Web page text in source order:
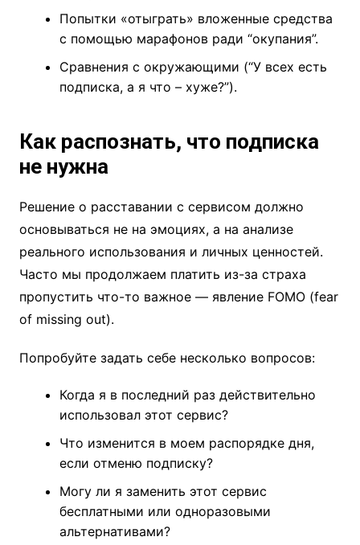
Попытки «отыграть» вложенные средства
с помощью марафонов ради “окупания”.
Сравнения с окружающими (“У всех есть
подписка, а я что – хуже?”).
Как распознать, что подписка
не нужна
Решение о расставании с сервисом должно
основываться не на эмоциях, а на анализе
реального использования и личных ценностей.
Часто мы продолжаем платить из-за страха
пропустить что-то важное — явление FOMO (fear
of missing out).
Попробуйте задать себе несколько вопросов:
Когда я в последний раз действительно
использовал этот сервис?
Что изменится в моем распорядке дня,
если отменю подписку?
Могу ли я заменить этот сервис
бесплатными или одноразовыми
альтернативами?